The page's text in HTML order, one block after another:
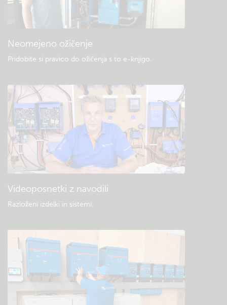
Splošni prenosi in dokumentacija
Neomejeno ožičenje
Pridobite si pravico do ožičenja s to e-knjigo.
Videoposnetki z navodili
Razloženi izdelki in sistemi.